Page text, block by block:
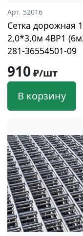
Арт. 52016
Сетка дорожная
2,0*3,0м 4ВР1
281-36554501-09
910 ₽/шт
В корзину